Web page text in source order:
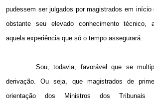
pudessem ser julgados por magistrados em início
obstante seu elevado conhecimento técnico,
aquela experiência que só o tempo assegurará.
Sou, todavia, favorável que se
derivação. Ou seja, que magistrados de
orientação dos Ministros dos Tribunais